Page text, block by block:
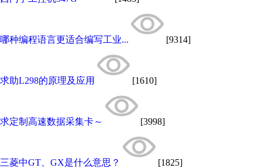
哪种编程语言更适合编写工业... [9314]
求助L298的原理及应用 [1610]
求定制高速数据采集卡～ [3998]
三菱中GT、GX是什么意思？ [1825]